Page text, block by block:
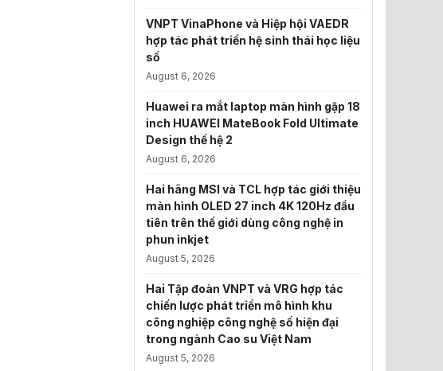
VNPT VinaPhone và Hiệp hội VAEDR
hợp tác phát triển hệ sinh thái học liệu
số
August 6, 2026
Huawei ra mắt laptop màn hình gập 18
inch HUAWEI MateBook Fold Ultimate
Design thế hệ 2
August 6, 2026
Hai hãng MSI và TCL hợp tác giới thiệu
màn hình OLED 27 inch 4K 120Hz đầu
tiên trên thế giới dùng công nghệ in
phun inkjet
August 5, 2026
Hai Tập đoàn VNPT và VRG hợp tác
chiến lược phát triển mô hình khu
công nghiệp công nghệ số hiện đại
trong ngành Cao su Việt Nam
August 5, 2026